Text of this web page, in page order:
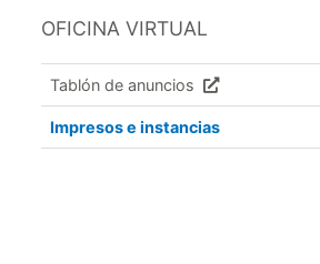
OFICINA VIRTUAL
Tablón de anuncios
Impresos e instancias